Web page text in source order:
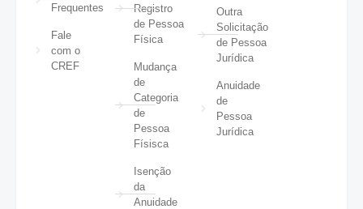
Frequentes
Fale
com o
CREF
Registro
de Pessoa
Física
Mudança
de
Categoria
de
Pessoa
Físisca
Isenção
da
Anuidade
Outra
Solicitação
de Pessoa
Jurídica
Anuidade
de
Pessoa
Jurídica